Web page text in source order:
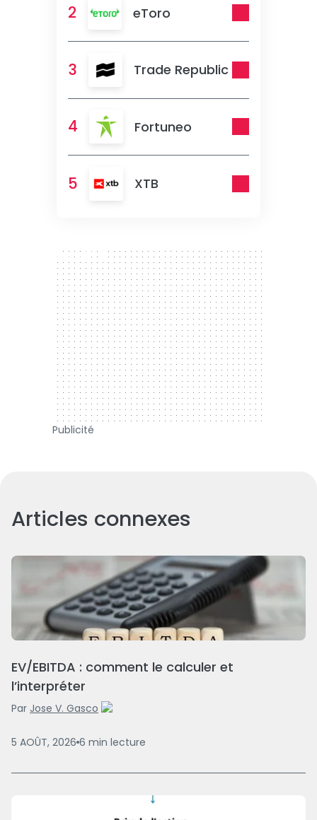
2 eToro
3 Trade Republic
4 Fortuneo
5 XTB
300 x 250
Publicité
Articles connexes
EV/EBITDA : comment le calculer et
l’interpréter
Par Jose V. Gasco
5 AOÛT, 2026 6 min lecture